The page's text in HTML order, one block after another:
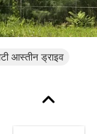
आस्तीन ड्राइव